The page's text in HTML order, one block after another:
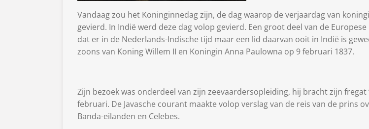
Vandaag zou het Koninginnedag zijn, de dag waarop de verjaardag van
gevierd. In Indië werd deze dag volop gevierd. Een groot deel van de
dat er in de Nederlands-Indische tijd maar een lid daarvan ooit in Indië is
zoons van Koning Willem II en Koningin Anna Paulowna op 9 februari 1837.
Zijn bezoek was onderdeel van zijn zeevaardersopleiding, hij bracht zijn
februari. De Javasche courant maakte volop verslag van de reis van de prins
Banda-eilanden en Celebes.